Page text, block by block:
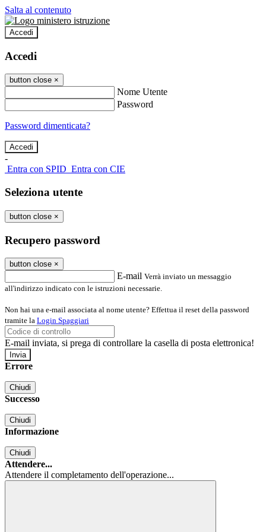
Salta al contenuto
Accedi
Accedi
button close ×
Nome Utente
Password
Password dimenticata?
-
Entra con SPID Entra con CIE
Seleziona utente
button close ×
Recupero password
button close ×
E-mail Verrà inviato un messaggio
all'indirizzo indicato con le istruzioni necessarie.
Non hai una e-mail associata al nome utente? Effettua il reset della password
tramite la Login Spaggiari
E-mail inviata, si prega di controllare la casella di posta elettronica!
Errore
Chiudi
Successo
Chiudi
Informazione
Chiudi
Attendere...
Attendere il completamento dell'operazione...